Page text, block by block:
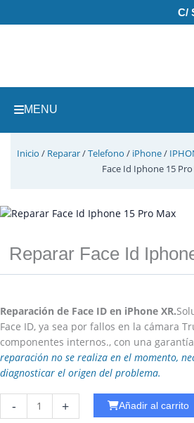
al
C/
MENU
Inicio / Reparar/Telefono / iPhone/
Face Id Iphone 15
Reparar Face Id
Reparación de Face ID en iPhone XR.
Face ID, ya sea por fallos en la cámara
componentes internos., con una
reparación no se realiza en el momento,
diagnosticar el origen del problema.
-
NFC
+ Añadir al carrito